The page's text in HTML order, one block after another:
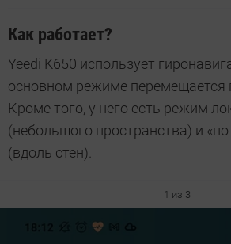
Как работает?
Yeedi K650 использует
основном режиме перемещается
Кроме того, у него есть режим
(небольшого пространства) и
(вдоль стен).
1 из 3